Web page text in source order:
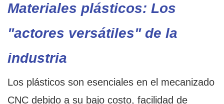
Materiales plásticos: Los
"actores versátiles" de la
industria
Los plásticos son esenciales en el mecanizado
CNC debido a su bajo costo, facilidad de